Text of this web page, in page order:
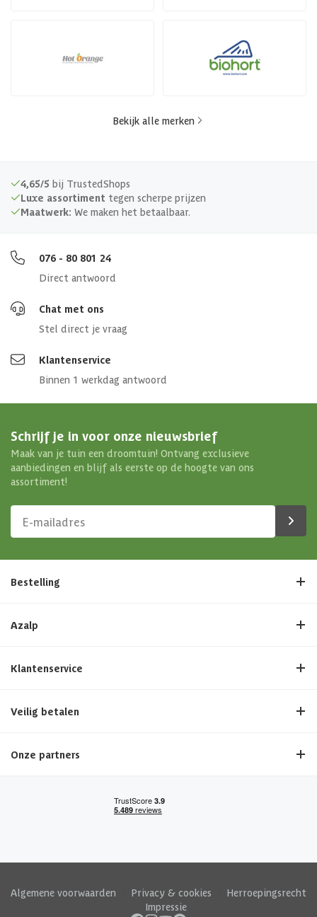
Bekijk alle merken
4,65/5 bij TrustedShops
Luxe assortiment tegen scherpe prijzen
Maatwerk: We maken het betaalbaar.
076 - 80 801 24
Direct antwoord
Chat met ons
Stel direct je vraag
Klantenservice
Binnen 1 werkdag antwoord
Schrijf je in voor onze nieuwsbrief
Maak van je tuin een droomtuin! Ontvang exclusieve
aanbiedingen en blijf als eerste op de hoogte van ons
assortiment!
Bestelling
Azalp
Klantenservice
Veilig betalen
Onze partners
Algemene voorwaarden Privacy & cookies
Herroepingsrecht
Impressie